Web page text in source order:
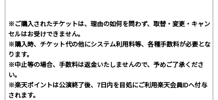
※ご購入されたチケットは、理由の如何を問わず、取替・変更・キャン
セルはお受けできません。
※購入時、チケット代の他にシステム利用料等、各種手数料が必要とな
ります。
※中止等の場合、手数料は返金いたしませんので、予めご了承くださ
い。
※楽天ポイントは公演終了後、7日内を目処にご利用楽天会員IDへ付与
されます。